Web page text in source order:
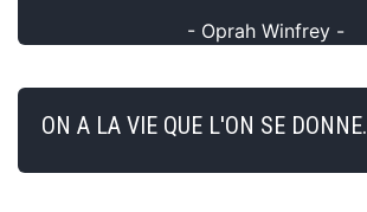
- Oprah Winfrey -
ON A LA VIE QUE L'ON SE DONNE.